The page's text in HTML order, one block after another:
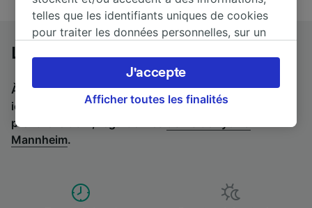
Lyon à Mannheim en bus
À la recherche de l’itinéraire retour en bus ? C'est par
ici :
Bus de Mannheim à Lyon .Si vous préférez
prendre le train, regardez les
Mannheim.
telles que les identifiants uniques de cookies
pour traiter les données personnelles, sur un
préférences, notamment en exerçant votre
droit d’opposition à l’intérêt légitime, en
cliquant ci-dessous ou à tout moment sur la
préférences seront signalées à nos partenaires
et n’affecteront pas les données de navigation.
de traçage si vous nous avez demandé de ne
pas vous tracer.
Afficher toutes les finalités
J'accepte